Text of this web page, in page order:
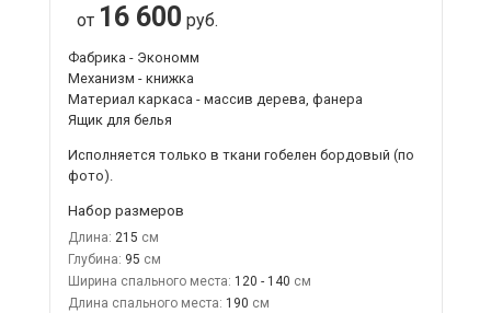
от 16 600 руб.
Фабрика - Экономм
Механизм - книжка
Материал каркаса - массив дерева, фанера
Ящик для белья
Исполняется только в ткани гобелен бордовый (по
фото).
Набор размеров
Длина: 215
Глубина: 95
Ширина спального места: 120 - 140
Длина спального места: 190